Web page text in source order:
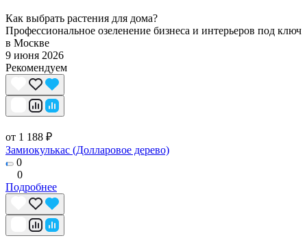
Как выбрать растения для дома?
Профессиональное озеленение бизнеса и интерьеров под ключ
в Москве
9 июня 2026
Рекомендуем
от 1 188 ₽
Замиокулькас (Долларовое дерево)
0
0
Подробнее